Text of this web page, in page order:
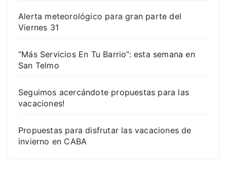
Alerta meteorológico para gran parte del
Viernes 31
“Más Servicios En Tu Barrio”: esta semana en
San Telmo
Seguimos acercándote propuestas para las
vacaciones!
Propuestas para disfrutar las vacaciones de
invierno en CABA